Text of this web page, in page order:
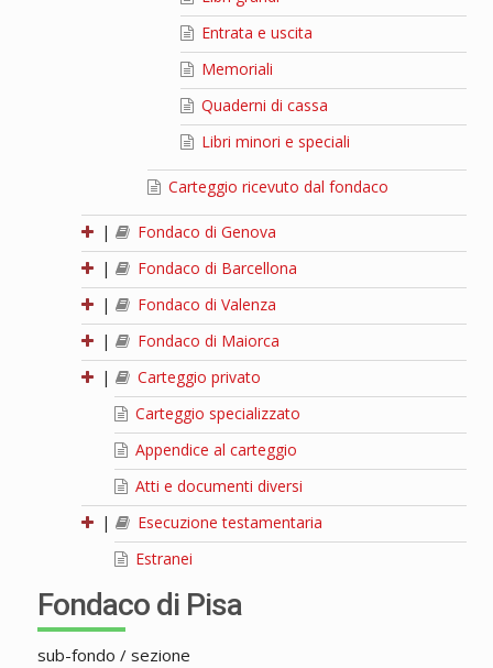
Entrata e uscita
Memoriali
Quaderni di cassa
Libri minori e speciali
Carteggio ricevuto dal fondaco
|
Fondaco di Genova
|
Fondaco di Barcellona
|
Fondaco di Valenza
|
Fondaco di Maiorca
|
Carteggio privato
Carteggio specializzato
Appendice al carteggio
Atti e documenti diversi
|
Esecuzione testamentaria
Estranei
Fondaco di Pisa
sub-fondo / sezione